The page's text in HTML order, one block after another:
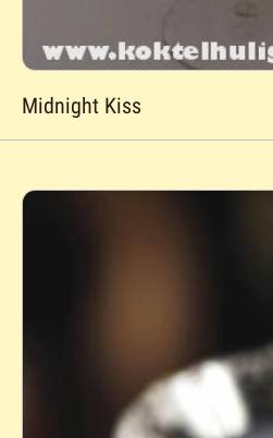
Midnight Kiss